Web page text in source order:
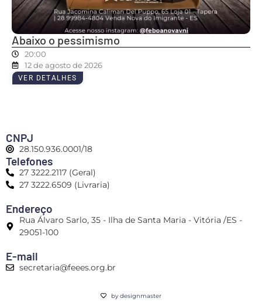
Abaixo o pessimismo
20:00
12 de agosto de 2026
VER DETALHES
CNPJ
28.150.936.0001/18
Telefones
27 3222.2117 (Geral)
27 3222.6509 (Livraria)
Endereço
Rua Álvaro Sarlo, 35 - Ilha de Santa Maria - Vitória /ES -
29051-100
E-mail
secretaria@feees.org.br
by designmaster